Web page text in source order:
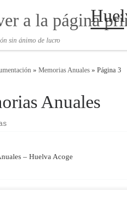
sin ánimo de lucro
» Memorias Anuales » Página 3
Anuales
– Huelva Acoge